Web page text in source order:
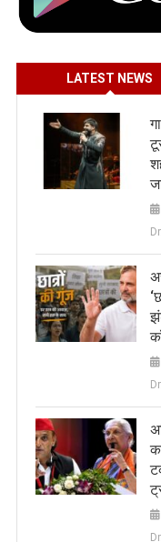
LATEST NEWS